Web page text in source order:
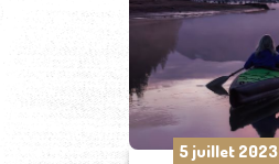
5 juillet 2023